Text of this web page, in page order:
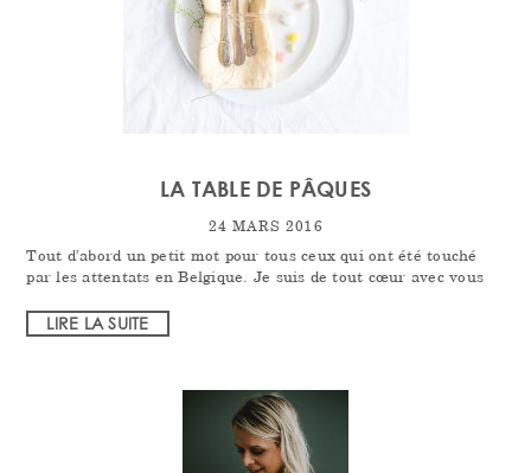
LA TABLE DE PÂQUES
24 MARS 2016
Tout d’abord un petit mot pour tous ceux qui ont été touché
par les attentats en Belgique. Je suis de tout cœur avec vous
LIRE LA SUITE